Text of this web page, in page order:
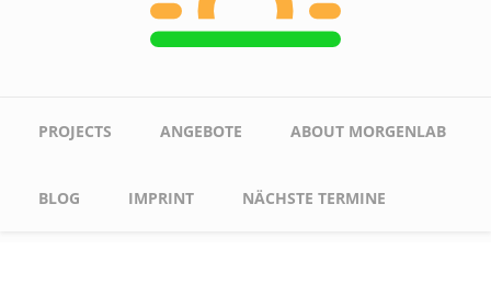
Main menu
PROJECTS ANGEBOTE ABOUT MORGENLAB
BLOG IMPRINT NÄCHSTE TERMINE